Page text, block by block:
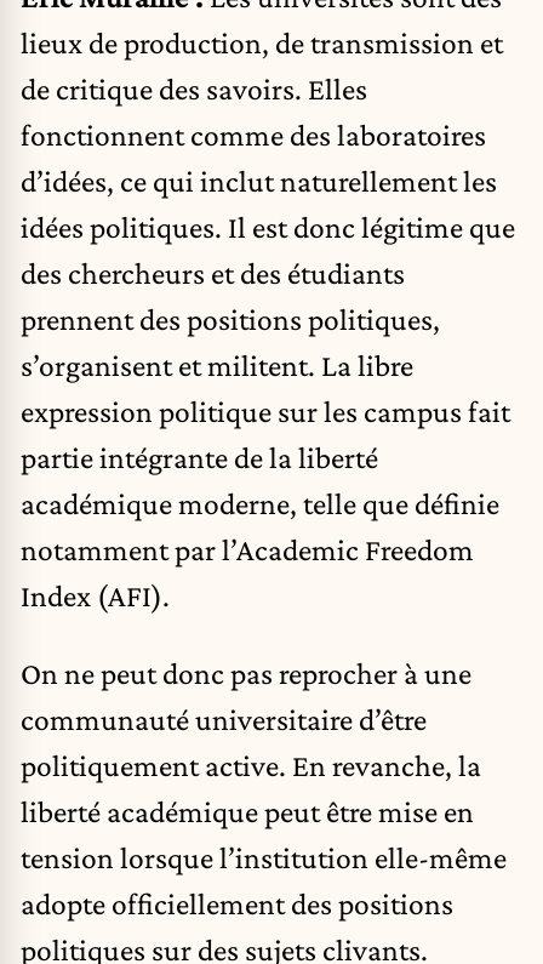
lieux de production, de transmission et
de critique des savoirs. Elles
fonctionnent comme des laboratoires
d’idées, ce qui inclut naturellement les
idées politiques. Il est donc légitime que
des chercheurs et des étudiants
prennent des positions politiques,
s’organisent et militent. La libre
expression politique sur les campus fait
partie intégrante de la liberté
académique moderne, telle que définie
notamment par l’Academic Freedom
Index (AFI).
On ne peut donc pas reprocher à une
communauté universitaire d’être
politiquement active. En revanche, la
liberté académique peut être mise en
tension lorsque l’institution elle-même
adopte officiellement des positions
politiques sur des sujets clivants.